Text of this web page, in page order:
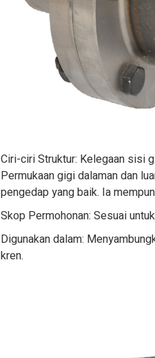
Ciri-ciri Struktur: Kelegaan sisi
Permukaan gigi dalaman dan
pengedap yang baik. Ia
Skop Permohonan: Sesuai
Digunakan dalam:
kren.